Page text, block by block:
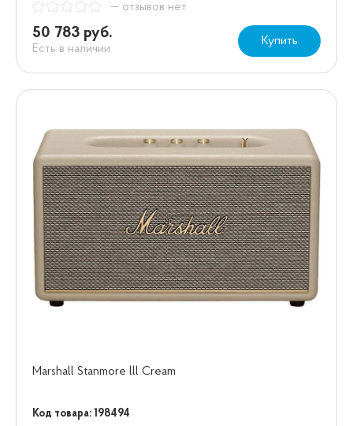
— отзывов нет
50 783 руб.
Есть в наличии
Купить
Marshall Stanmore lll Cream
Код товара: 198494